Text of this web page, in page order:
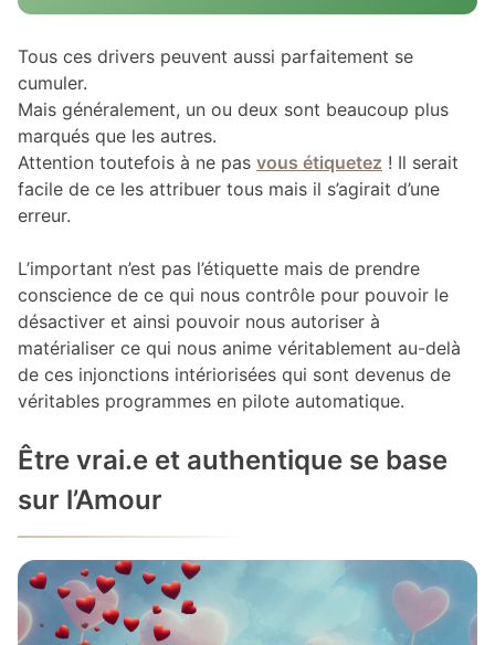
Tous ces drivers peuvent aussi parfaitement se
cumuler.
Mais généralement, un ou deux sont beaucoup plus
marqués que les autres.
Attention toutefois à ne pas vous étiquetez ! Il serait
facile de ce les attribuer tous mais il s’agirait d’une
erreur.
L’important n’est pas l’étiquette mais de prendre
conscience de ce qui nous contrôle pour pouvoir le
désactiver et ainsi pouvoir nous autoriser à
matérialiser ce qui nous anime véritablement au-delà
de ces injonctions intériorisées qui sont devenus de
véritables programmes en pilote automatique.
Être vrai.e et authentique se base
sur l’Amour